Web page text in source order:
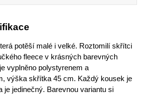
potěší malé i velké. Roztomilí skřítci
fleece v krásných barevných
vyplněno polystyrenem a
výška skřítka 45 cm. Každý kousek je
je jedinečný. Barevnou variantu si